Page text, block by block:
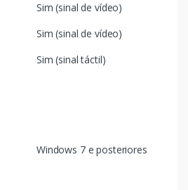
Sim (sinal de vídeo)
Sim (sinal de vídeo)
Sim (sinal táctil)
Windows 7 e posteriores